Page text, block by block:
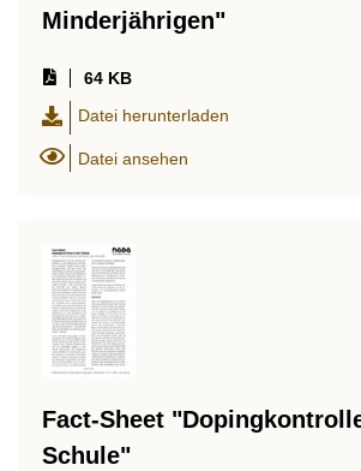
Minderjährigen"
64 KB
Datei herunterladen
Datei ansehen
Fact-Sheet
Schule"